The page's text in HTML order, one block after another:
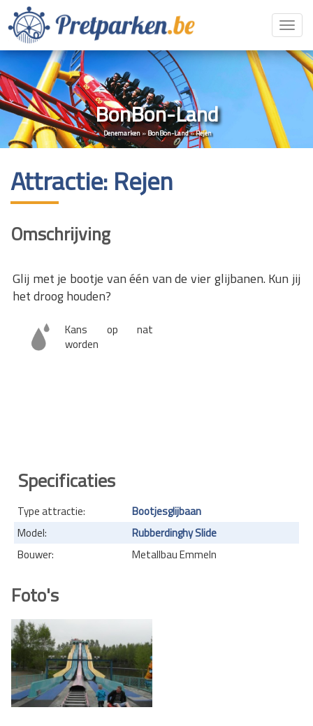
BonBon-Land
Denemarken»BonBon-Land»Rejen
Attractie: Rejen
Omschrijving
Glij met je bootje van één van de vier glijbanen. Kun jij
het droog houden?
Kans op nat
worden
Specificaties
Type attractie:
Bootjesglijbaan
Model:
Rubberdinghy Slide
Bouwer:
Metallbau Emmeln
Foto's